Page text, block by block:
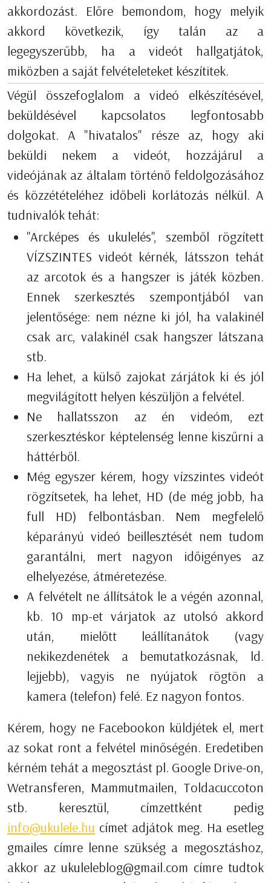
akkordozást. Előre bemondom, hogy melyik
akkord következik, így talán az a
legegyszerűbb, ha a videót hallgatjátok,
miközben a saját felvételeteket készítitek.
Végül összefoglalom a videó elkészítésével,
beküldésével kapcsolatos legfontosabb
dolgokat. A "hivatalos" része az, hogy aki
beküldi nekem a videót, hozzájárul a
videójának az általam történő feldolgozásához
és közzétételéhez időbeli korlátozás nélkül. A
tudnivalók tehát:
"Arcképes és ukulelés", szemből rögzített
VÍZSZINTES videót kérnék, látsszon tehát
az arcotok és a hangszer is játék közben.
Ennek szerkesztés szempontjából van
jelentősége: nem nézne ki jól, ha valakinél
csak arc, valakinél csak hangszer látszana
stb.
Ha lehet, a külső zajokat zárjátok ki és jól
megvilágított helyen készüljön a felvétel.
Ne hallatsszon az én videóm, ezt
szerkesztéskor képtelenség lenne kiszűrni a
háttérből.
Még egyszer kérem, hogy vízszintes videót
rögzítsetek, ha lehet, HD (de még jobb, ha
full HD) felbontásban. Nem megfelelő
képarányú videó beillesztését nem tudom
garantálni, mert nagyon időigényes az
elhelyezése, átméretezése.
A felvételt ne állítsátok le a végén azonnal,
kb. 10 mp-et várjatok az utolsó akkord
után, mielőtt leállítanátok (vagy
nekikezdenétek a bemutatkozásnak, ld.
lejjebb), vagyis ne nyújatok rögtön a
kamera (telefon) felé. Ez nagyon fontos.
Kérem, hogy ne Facebookon küldjétek el, mert
az sokat ront a felvétel minőségén. Eredetiben
kérném tehát a megosztást pl. Google Drive-on,
Wetransferen, Mammutmailen, Toldacuccoton
stb. keresztül, címzettként pedig
info@ukulele.hu címet adjátok meg. Ha esetleg
gmailes címre lenne szükség a megosztáshoz,
akkor az ukuleleblog@gmail.com címre tudtok